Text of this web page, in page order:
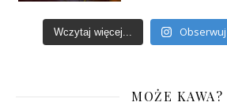
Wczytaj więcej...
MOŻE KAWA?